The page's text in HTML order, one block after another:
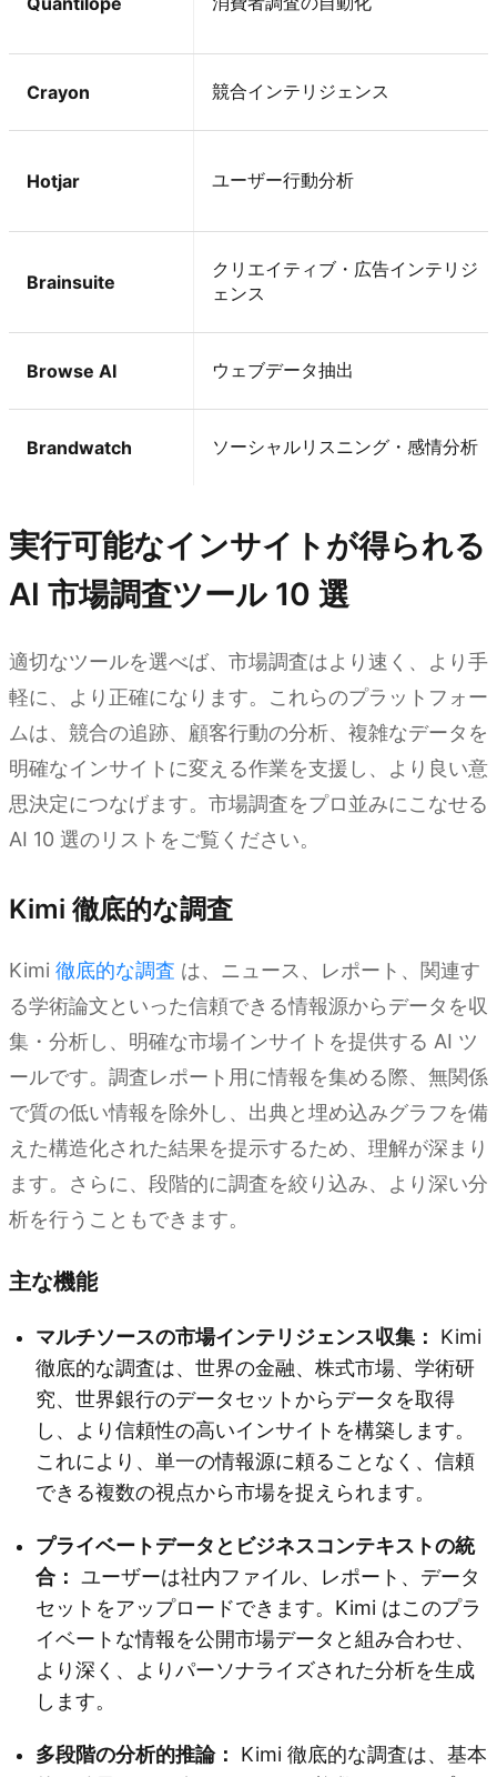
Crayon 競合インテリジェンス
Hotjar ユーザー行動分析
Brainsuite
クリエイティブ・広告インテリジ
ェンス
Browse AI ウェブデータ抽出
Brandwatch ソーシャルリスニング・感情分析
実行可能なインサイトが得られる
AI 市場調査ツール 10 選
適切なツールを選べば、市場調査はより速く、より手
軽に、より正確になります。これらのプラットフォー
ムは、競合の追跡、顧客行動の分析、複雑なデータを
明確なインサイトに変える作業を支援し、より良い意
思決定につなげます。市場調査をプロ並みにこなせる
AI 10 選のリストをご覧ください。
Kimi 徹底的な調査
Kimi 徹底的な調査 は、ニュース、レポート、関連す
る学術論文といった信頼できる情報源からデータを収
集・分析し、明確な市場インサイトを提供する AI ツ
ールです。調査レポート用に情報を集める際、無関係
で質の低い情報を除外し、出典と埋め込みグラフを備
えた構造化された結果を提示するため、理解が深まり
ます。さらに、段階的に調査を絞り込み、より深い分
析を行うこともできます。
主な機能
マルチソースの市場インテリジェンス収集：
Kimi
徹底的な調査は、世界の金融、株式市場、学術研
究、世界銀行のデータセットからデータを取得
し、より信頼性の高いインサイトを構築します。
これにより、単一の情報源に頼ることなく、信頼
できる複数の視点から市場を捉えられます。
プライベートデータとビジネスコンテキストの統
合： ユーザーは社内ファイル、レポート、データ
セットをアップロードできます。Kimi はこのプラ
イベートな情報を公開市場データと組み合わせ、
より深く、よりパーソナライズされた分析を生成
します。
多段階の分析的推論：
Kimi 徹底的な調査は、基本